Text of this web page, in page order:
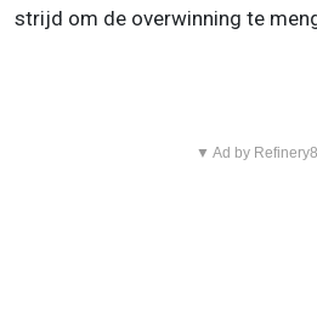
strijd om de overwinning te
▼ Ad by